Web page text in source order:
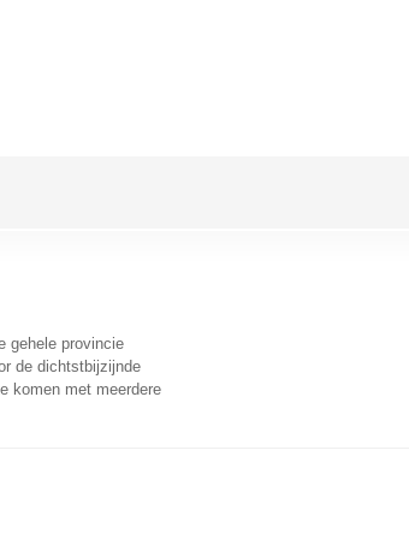
gehele provincie
de dichtstbijzijnde
komen met meerdere